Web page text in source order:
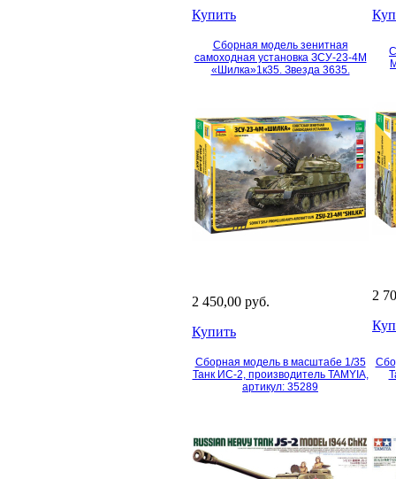
Купить
Сборная модель зенитная
самоходная установка ЗСУ-23-4M
«Шилка»1к35. Звезда 3635.
2 450,00 руб.
Купить
2
Сборная модель в масштабе 1/35
Танк ИС-2, производитель TAMYIA,
артикул: 35289